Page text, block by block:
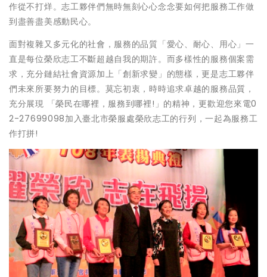
作從不打烊。志工夥伴們無時無刻心心念念要如何把服務工作做
到盡善盡美感動民心。
面對複雜又多元化的社會，服務的品質「愛心、耐心、用心」一
直是每位榮欣志工不斷超越自我的期許。而多樣性的服務個案需
求，充分鏈結社會資源加上「創新求變」的態樣，更是志工夥伴
們未來所要努力的目標。莫忘初衷，時時追求卓越的服務品質，
充分展現 「榮民在哪裡，服務到哪裡!」的精神，更歡迎您來電0
2-27699098加入臺北市榮服處榮欣志工的行列，一起為服務工
作打拼!